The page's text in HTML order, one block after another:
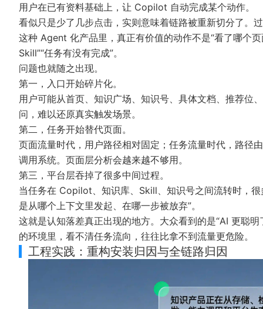
用户在已有资料基础上，让 Copilot 自动完成某个动作。
看似只是少了几步点击，实则意味着链路被重新切分了。
这种 Agent 化产品里，真正有价值的动作不是“看了哪个
Skill”“任务有没有完成”。
问题也就随之出现。
第一，入口开始碎片化。
用户可能从首页、知识广场、知识号、具体文档、推荐位
问，难以还原真实触发场景。
第二，任务开始替代页面。
页面流量时代，用户路径相对固定；任务流量时代，路径
调用系统。页面层分析会越来越不够用。
第三，平台层吞掉了很多中间过程。
当任务在 Copilot、知识库、Skill、知识号之间流转时，
是从哪个上下文里发起、在哪一步被放弃”。
这就是认知落差真正出现的地方。大众看到的是“AI 更聪
的环境里，看不清任务流向，往往比拿不到流量更危险。
工程实践：重构安装归因与全链路归因